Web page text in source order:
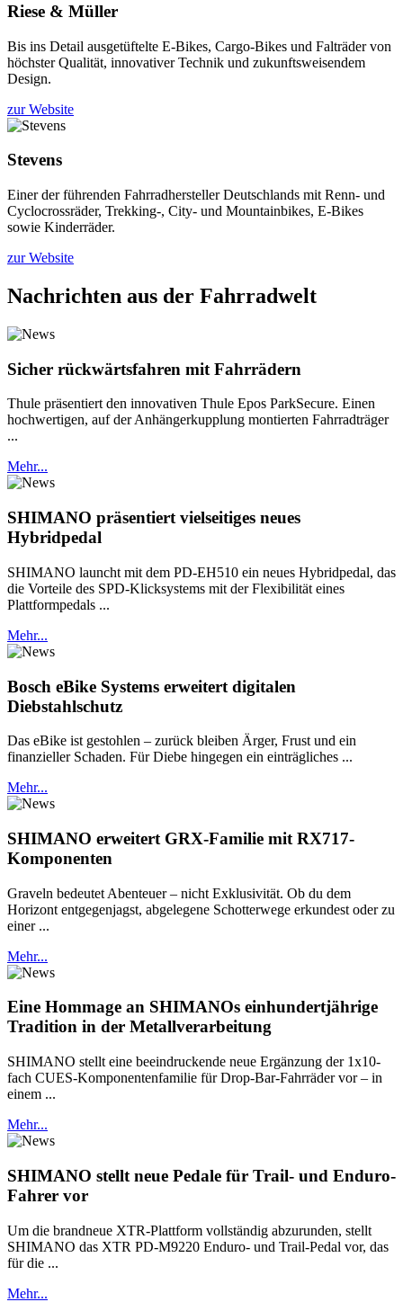
Riese & Müller
Bis ins Detail ausgetüftelte E-Bikes, Cargo-Bikes und Falträder von
höchster Qualität, innovativer Technik und zukunftsweisendem
Design.
zur Website
Stevens
Einer der führenden Fahrradhersteller Deutschlands mit Renn- und
Cyclocrossräder, Trekking-, City- und Mountainbikes, E-Bikes
sowie Kinderräder.
zur Website
Nachrichten aus der Fahrradwelt
Sicher rückwärtsfahren mit Fahrrädern
Thule präsentiert den innovativen Thule Epos ParkSecure. Einen
hochwertigen, auf der Anhängerkupplung montierten Fahrradträger
...
Mehr...
SHIMANO präsentiert vielseitiges neues
Hybridpedal
SHIMANO launcht mit dem PD-EH510 ein neues Hybridpedal, das
die Vorteile des SPD-Klicksystems mit der Flexibilität eines
Plattformpedals ...
Mehr...
Bosch eBike Systems erweitert digitalen
Diebstahlschutz
Das eBike ist gestohlen – zurück bleiben Ärger, Frust und ein
finanzieller Schaden. Für Diebe hingegen ein einträgliches ...
Mehr...
SHIMANO erweitert GRX-Familie mit RX717-
Komponenten
Graveln bedeutet Abenteuer – nicht Exklusivität. Ob du dem
Horizont entgegenjagst, abgelegene Schotterwege erkundest oder zu
einer ...
Mehr...
Eine Hommage an SHIMANOs einhundertjährige
Tradition in der Metallverarbeitung
SHIMANO stellt eine beeindruckende neue Ergänzung der 1x10-
fach CUES-Komponentenfamilie für Drop-Bar-Fahrräder vor – in
einem ...
Mehr...
SHIMANO stellt neue Pedale für Trail- und Enduro-
Fahrer vor
Um die brandneue XTR-Plattform vollständig abzurunden, stellt
SHIMANO das XTR PD-M9220 Enduro- und Trail-Pedal vor, das
für die ...
Mehr...